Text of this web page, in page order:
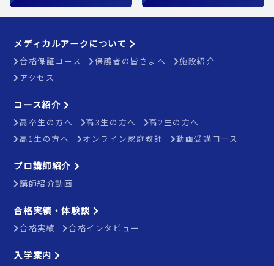
メディカルアークについて
合格保証コース 保護者の皆さまへ
施設紹介
アクセス
コース紹介
高卒生の方へ 高3生の方へ
高2生の方へ
高1生の方へ
オンライン家庭教師 動画受講コース
プロ講師紹介
講師紹介動画
合格実績・体験談
合格実績 合格インタビュー
入学案内